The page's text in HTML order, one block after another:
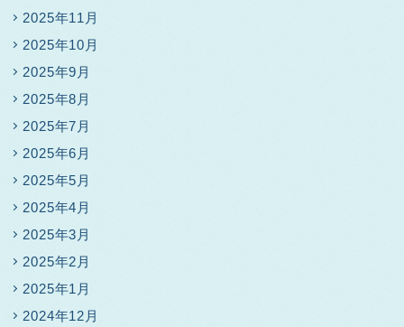
2025年11月
2025年10月
2025年9月
2025年8月
2025年7月
2025年6月
2025年5月
2025年4月
2025年3月
2025年2月
2025年1月
2024年12月